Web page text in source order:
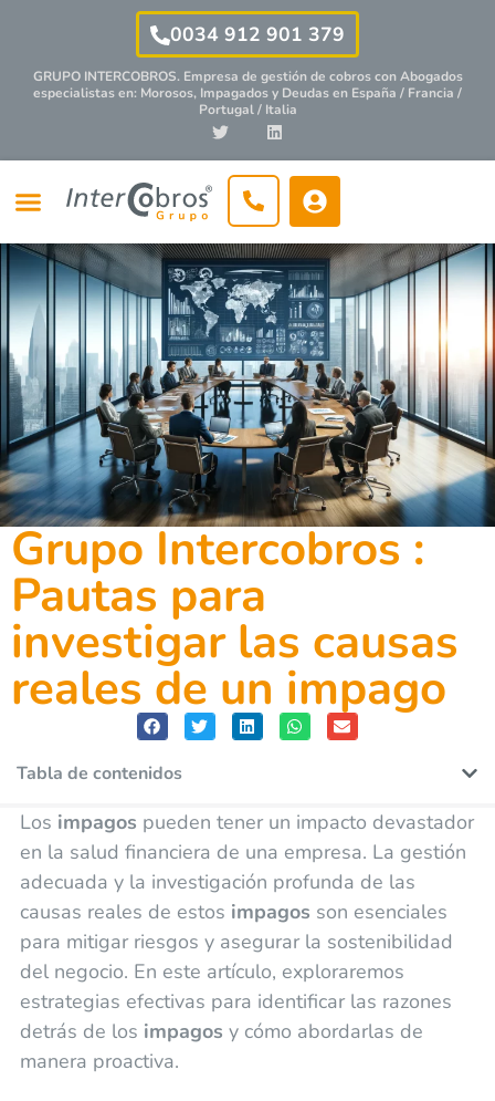
0034 912 901 379
GRUPO INTERCOBROS. Empresa de gestión de cobros conAbogados
especialistasen: Morosos, Impagados y Deudas en España / Francia /
Portugal / Italia
Grupo Intercobros :
Pautas para
investigar las causas
reales de un impago
Tabla de contenidos
Los impagos pueden tener un impacto devastador
en la salud financiera de una empresa. La gestión
adecuada y la investigación profunda de las
causas reales de estos impagos son esenciales
para mitigar riesgos y asegurar la sostenibilidad
del negocio. En este artículo, exploraremos
estrategias efectivas para identificar las razones
detrás de los impagos y cómo abordarlas de
manera proactiva.